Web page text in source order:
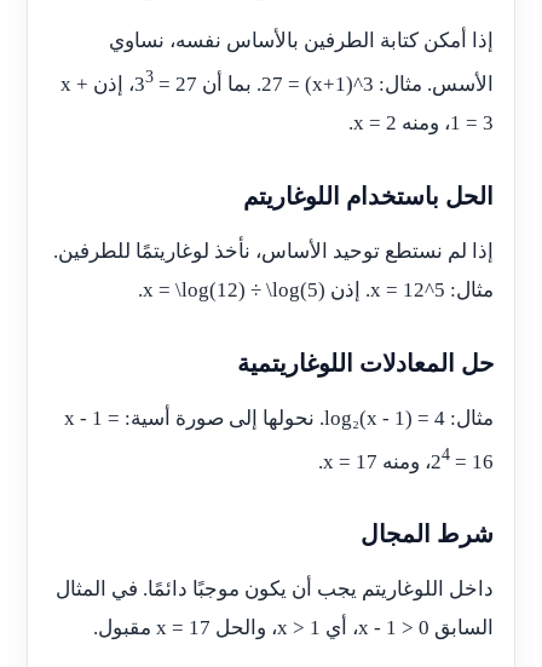
إذا أمكن كتابة الطرفين بالأساس نفسه، نساوي
الأسس. مثال: 3^(x+1) = 27. بما أن 27 = 3
3
، إذن x +
1 = 3، ومنه x = 2.
الحل باستخدام اللوغاريتم
إذا لم نستطع توحيد الأساس، نأخذ لوغاريتمًا للطرفين.
مثال: 5^x = 12. إذن x = \log(12) ÷ \log(5).
حل المعادلات اللوغاريتمية
مثال: log₂(x - 1) = 4. نحولها إلى صورة أسية: x - 1 =
24 = 16، ومنه x = 17.
شرط المجال
داخل اللوغاريتم يجب أن يكون موجبًا دائمًا. في المثال
السابق x - 1 > 0، أي x > 1، والحل x = 17 مقبول.